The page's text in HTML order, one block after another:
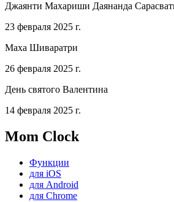
Джаянти Махариши Даянанда
23 февраля 2025 г.
Маха Шиваратри
26 февраля 2025 г.
День святого Валентина
14 февраля 2025 г.
Mom Clock
Функции
для iOS
для Android
для Chrome